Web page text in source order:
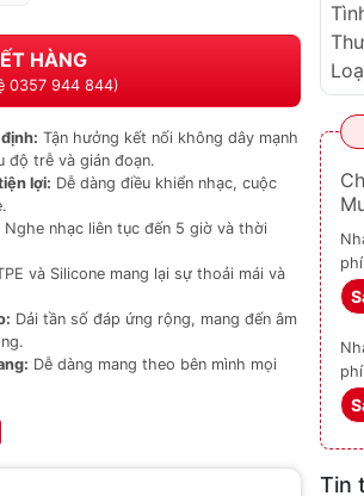
HÀNG
0357 944 844)
Tận hưởng kết nối không dây mạnh
độ trễ và gián đoạn.
lợi: Dễ dàng điều khiển nhạc, cuộc
Nghe nhạc liên tục đến 5 giờ và thời
và Silicone mang lại sự thoải mái và
Dải tần số đáp ứng rộng, mang đến âm
Dễ dàng mang theo bên mình mọi
Tin